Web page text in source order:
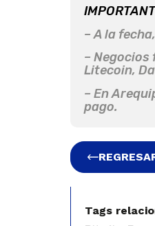
– A la
–
Litecoin,
– En
pago.
Tags